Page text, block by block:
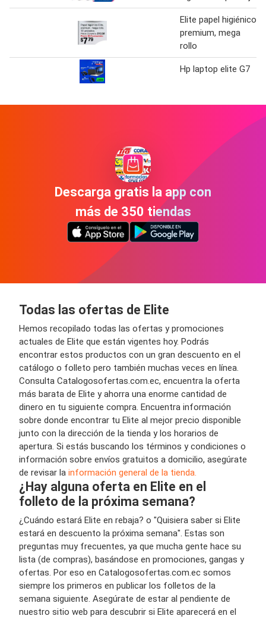
Elite papel higiénico,
premium, mega
rollo
Hp laptop elite G7
Descarga gratis la app con
más de 350 tiendas
Todas las ofertas de Elite
Hemos recopilado todas las ofertas y promociones
actuales de Elite que están vigentes hoy. Podrás
encontrar estos productos con un gran descuento en el
catálogo o folleto pero también muchas veces en línea.
Consulta Catalogosofertas.com.ec, encuentra la oferta
más barata de Elite y ahorra una enorme cantidad de
dinero en tu siguiente compra. Encuentra información
sobre donde encontrar tu Elite al mejor precio disponible
junto con la dirección de la tienda y los horarios de
apertura. Si estás buscando los términos y condiciones o
información sobre envíos gratuitos a domicilio, asegúrate
de revisar la información general de la tienda.
¿Hay alguna oferta en Elite en el
folleto de la próxima semana?
¿Cuándo estará Elite en rebaja? o "Quisiera saber si Elite
estará en descuento la próxima semana". Estas son
preguntas muy frecuentes, ya que mucha gente hace su
lista (de compras), basándose en promociones, gangas y
ofertas. Por eso en Catalogosofertas.com.ec somos
siempre los primeros en publicar los folletos de la
semana siguiente. Asegúrate de estar al pendiente de
nuestro sitio web para descubrir si Elite aparecerá en el